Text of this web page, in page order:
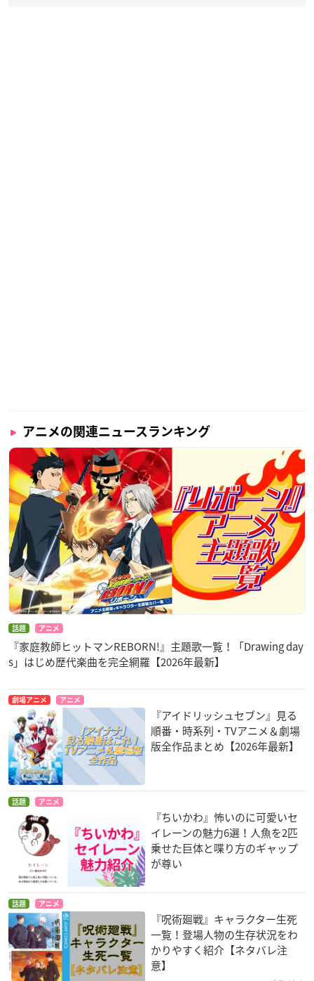
アニメの関連ニュースランキング
話題 アニメ
『家庭教師ヒットマンREBORN!』主題歌一覧！「Drawing day
s」はじめ歴代楽曲を完全網羅【2026年最新】
劇場アニメ アニメ
『アイドリッシュセブン』見る
順番・時系列・TVアニメ＆劇場
版全作品まとめ【2026年最新】
話題 アニメ
『ちいかわ』怖いのに可愛いセ
イレーンの魅力6選！人魚を2匹
乗せた巨体と喋り方のギャップ
が尊い
話題 アニメ
『呪術廻戦』キャラクター生死
一覧！登場人物の生存状況をわ
かりやすく紹介【ネタバレ注
意】